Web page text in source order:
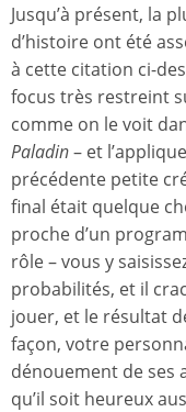
Jusqu’à présent, la
d’histoire ont été
à cette citation ci-
focus très restreint
comme on le voit
Paladin– et
précédente petite
final était quelque
proche d’un
rôle – vous y
probabilités, et il
jouer, et le résultat
façon, votre
dénouement de ses
qu’il soit heureux